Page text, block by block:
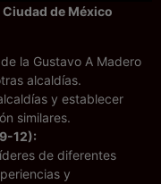
de México
la Gustavo A Madero
alcaldías.
y establecer
similares.
12):
de diferentes
y